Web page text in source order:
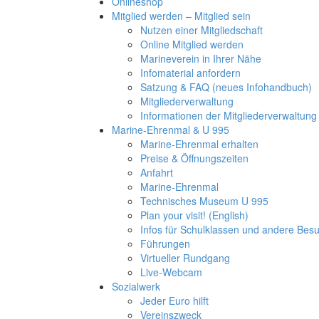
Mitglied werden – Mitglied sein
Nutzen einer Mitgliedschaft
Online Mitglied werden
Marineverein in Ihrer Nähe
Infomaterial anfordern
Satzung & FAQ (neues Infohandbuch)
Mitgliederverwaltung
Informationen der Mitgliederverwaltung
Marine-Ehrenmal & U 995
Marine-Ehrenmal erhalten
Preise & Öffnungszeiten
Anfahrt
Marine-Ehrenmal
Technisches Museum U 995
Plan your visit! (English)
Infos für Schulklassen und andere
Führungen
Virtueller Rundgang
Live-Webcam
Sozialwerk
Jeder Euro hilft
Vereinszweck